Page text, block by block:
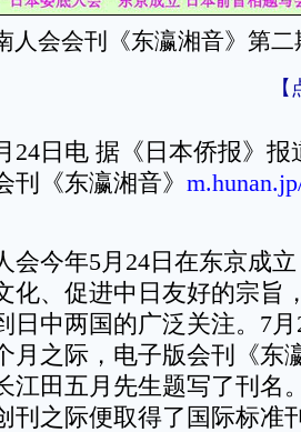
人会会刊《东瀛湘音》第
日电 据《日本侨报》报
刊《东瀛湘音》
今年5月24日在东京成立
化、促进中日友好的宗旨
日中两国的广泛关注。7
月之际，电子版会刊《东
江田五月先生题写了刊名
刊之际便取得了国际标准